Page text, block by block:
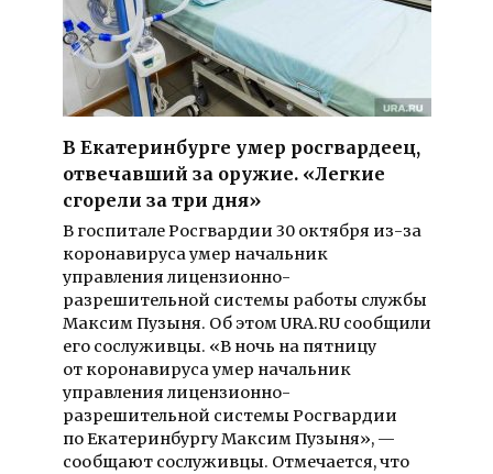
В Екатеринбурге умер росгвардеец,
отвечавший за оружие. «Легкие
сгорели за три дня»
В госпитале Росгвардии 30 октября из-за
коронавируса умер начальник
управления лицензионно-
разрешительной системы работы службы
Максим Пузыня. Об этом URA.RU сообщили
его сослуживцы. «В ночь на пятницу
от коронавируса умер начальник
управления лицензионно-
разрешительной системы Росгвардии
по Екатеринбургу Максим Пузыня», —
сообщают сослуживцы. Отмечается, что